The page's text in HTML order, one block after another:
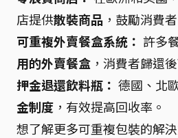
店提供散裝商品 ，鼓勵消費
可重複外賣餐盒系統： 許多
用的外賣餐盒 ，消費者歸還
押金退還飲料瓶： 德國、北
金制度 ，有效提高回收率。
想了解更多可重複包裝的解